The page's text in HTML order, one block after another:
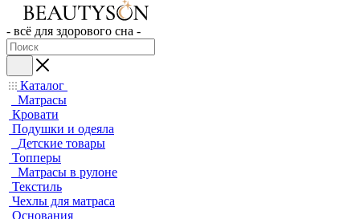
- всё для здорового сна -
Каталог
Матрасы
Кровати
Подушки и одеяла
Детские товары
Топперы
Матрасы в рулоне
Текстиль
Чехлы для матраса
Основания